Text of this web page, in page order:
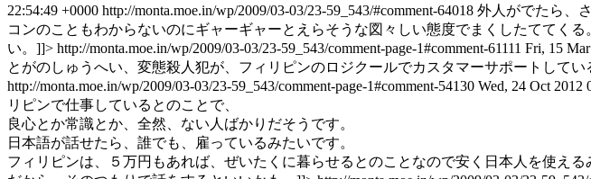
22:54:49 +0000 http://monta.moe.in/wp/2009/03-03/23-59_543/#comment-64018 外人がでたら、
コンのこともわからないのにギャーギャーとえらそうな図々しい態度でまくしたててく
い。]]> http://monta.moe.in/wp/2009/03-03/23-59_543/comment-page-1#comment-61111 Fri, 15
とがのしゅうへい、変態殺人犯が、フィリピンのロジクールでカスタマーサポートして
http://monta.moe.in/wp/2009/03-03/23-59_543/comment-page-1#comment-54130 Wed, 24 Oct 2012
リピンで仕事しているとのことで、
良心とか常識とか、全然、ない人ばかりだそうです。
日本語が話せたら、誰でも、雇っているみたいです。
フィリピンは、５万円もあれば、ぜいたくに暮らせるとのことなので安く日本人を使える